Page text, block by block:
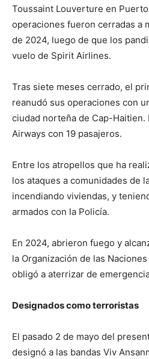
Toussaint Louverture en
operaciones fueron cerradas a
de 2024, luego de que los
vuelo de Spirit Airlines.
Tras siete meses cerrado, el
reanudó sus operaciones con
ciudad norteña de Cap-Haitien.
Airways con 19 pasajeros.
Entre los atropellos que ha
los ataques a comunidades de
incendiando viviendas, y
armados con la Policía.
En 2024, abrieron fuego y
la Organización de las
obligó a aterrizar de
Designados como terroristas
El pasado 2 de mayo del
designó a las bandas Viv